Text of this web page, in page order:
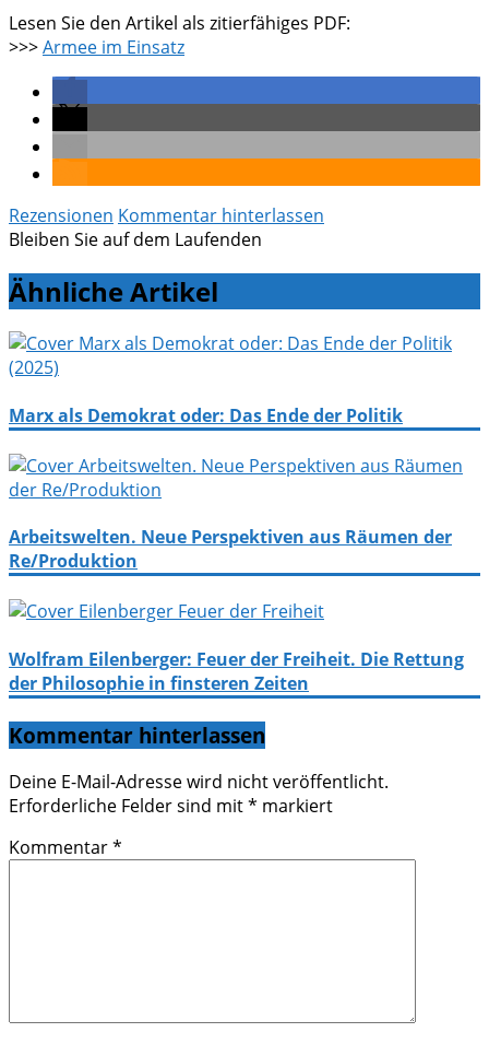
Lesen Sie den Artikel als zitierfähiges PDF:
>>>Armee im Einsatz
Rezensionen Kommentar hinterlassen
Bleiben Sie auf dem Laufenden
Ähnliche Artikel
Marx als Demokrat oder: Das Ende der Politik
Arbeitswelten. Neue Perspektiven aus Räumen der
Re/Produktion
Wolfram Eilenberger: Feuer der Freiheit. Die Rettung
der Philosophie in finsteren Zeiten
Kommentar hinterlassen
Deine E-Mail-Adresse wird nicht veröffentlicht.
Erforderliche Felder sind mit* markiert
Kommentar*